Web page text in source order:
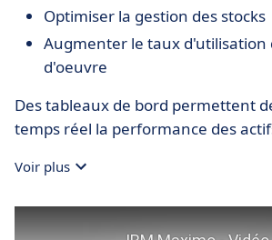
Optimiser la gestion des stocks
Augmenter le taux d'utilisation
d'oeuvre
Des tableaux de bord permettent
temps réel la performance des
Voir plus